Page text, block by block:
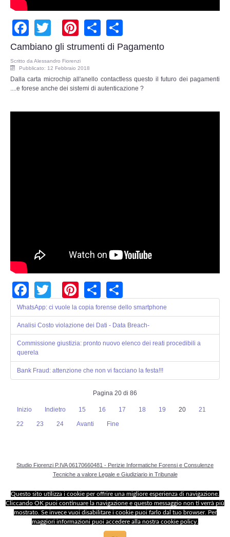
Facebook
TwitterPinterest
Share
Cambiano gli strumenti di Pagamento
Scritto da Alessandro Fiorenzi
Pubblicato: 12 Febbraio 2018
Dalla carta microchip all'anello contactless questo il futuro dei pagamenti
....e forese anche dei sistemi di autenticazione ?
Facebook
TwitterPinterest
Share
WhatsApp: ci vuole la copia forense dello smartphone
Analisi Costo violazione dei Dati - Data Breach-
Commissione giustizia: pronto nuovo elenco dei reati procedibili a
querela
Bank Fraud: attenzione che non vi facciano la festa!!!
Pagina 20 di 86
Inizio Indietro 15 16 17 18 19 20
21
22
23 24 Avanti Fine
Studio Fiorenzi P.IVA 06170660481 - Perizie Informatiche Forensi e Consulenze
Tecniche a valore Legale e Giudiziario in Tribunale
Questo sito utilizza i cookie per offrire una migliore esperienza di navigazione.
Cliccando OK puoi continuare la navigazione e questo messaggio non ti verrà più
mostrato. Se invece vuoi disabilitare i cookie puoi farlo dal tuo browser. Per
maggiori informazioni puoi accedere alla nostra cookie policy.